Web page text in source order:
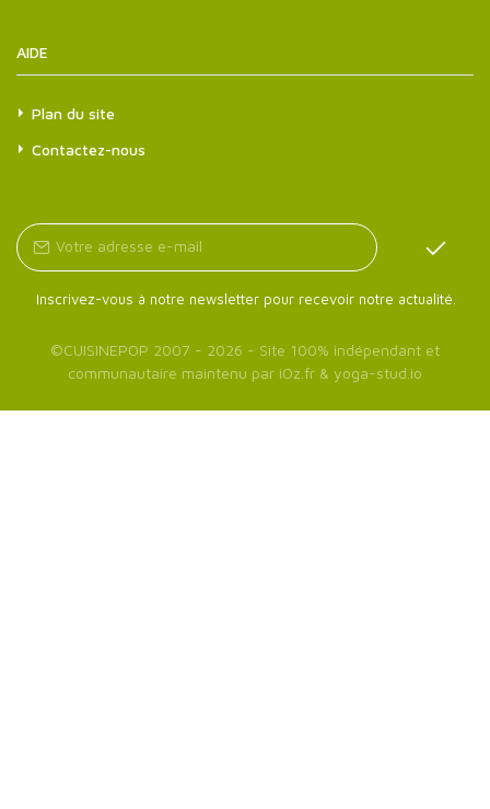
AIDE
Plan du site
Contactez-nous
Inscrivez-vous à notre newsletter pour recevoir notre actualité.
©CUISINEPOP 2007 - 2026 - Site 100% indépendant et
communautaire maintenu par iOz.fr & yoga-stud.io